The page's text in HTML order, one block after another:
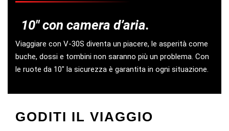
10″ con camera d’aria.
Viaggiare con V-30S diventa un piacere, le asperità come
buche, dossi e tombini non saranno più un problema. Con
le ruote da 10″ la sicurezza è garantita in ogni situazione.
GODITI IL VIAGGIO